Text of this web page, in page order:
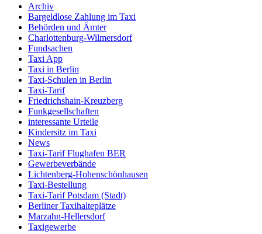
Archiv
Bargeldlose Zahlung im Taxi
Behörden und Ämter
Charlottenburg-Wilmersdorf
Fundsachen
Taxi App
Taxi in Berlin
Taxi-Schulen in Berlin
Taxi-Tarif
Friedrichshain-Kreuzberg
Funkgesellschaften
interessante Urteile
Kindersitz im Taxi
News
Taxi-Tarif Flughafen BER
Gewerbeverbände
Lichtenberg-Hohenschönhausen
Taxi-Bestellung
Taxi-Tarif Potsdam (Stadt)
Berliner Taxihalteplätze
Marzahn-Hellersdorf
Taxigewerbe